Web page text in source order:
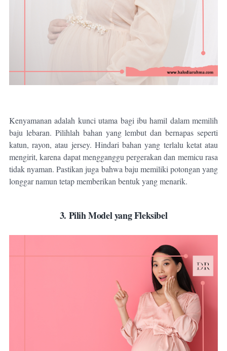
Kenyamanan adalah kunci utama bagi ibu hamil dalam memilih
baju lebaran. Pilihlah bahan yang lembut dan bernapas seperti
katun, rayon, atau jersey. Hindari bahan yang terlalu ketat atau
mengirit, karena dapat mengganggu pergerakan dan memicu rasa
tidak nyaman. Pastikan juga bahwa baju memiliki potongan yang
longgar namun tetap memberikan bentuk yang menarik.
3. Pilih Model yang Fleksibel